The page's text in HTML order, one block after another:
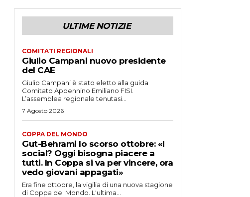
ULTIME NOTIZIE
COMITATI REGIONALI
Giulio Campani nuovo presidente
del CAE
Giulio Campani è stato eletto alla guida
Comitato Appennino Emiliano FISI.
L’assemblea regionale tenutasi...
7 Agosto 2026
COPPA DEL MONDO
Gut-Behrami lo scorso ottobre: «I
social? Oggi bisogna piacere a
tutti. In Coppa si va per vincere, ora
vedo giovani appagati»
Era fine ottobre, la vigilia di una nuova stagione
di Coppa del Mondo. L'ultima...